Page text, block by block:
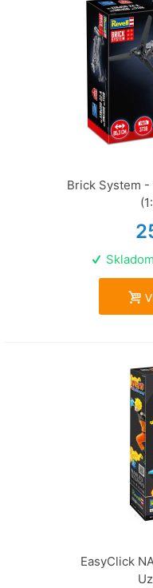
Brick System
EasyClick